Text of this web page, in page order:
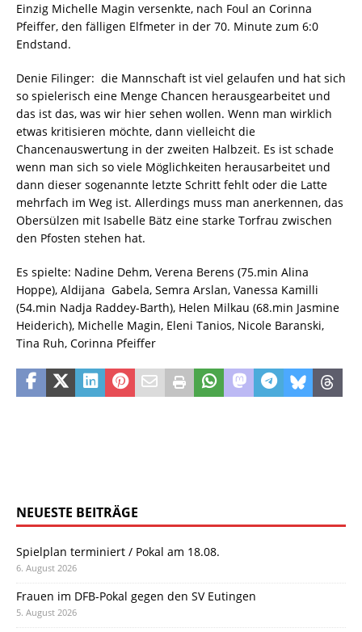
Einzig Michelle Magin versenkte, nach Foul an Corinna
Pfeiffer, den fälligen Elfmeter in der 70. Minute zum 6:0
Endstand.
Denie Filinger: die Mannschaft ist viel gelaufen und hat sich
so spielerisch eine Menge Chancen herausgearbeitet und
das ist das, was wir hier sehen wollen. Wenn man wirklich
etwas kritisieren möchte, dann vielleicht die
Chancenauswertung in der zweiten Halbzeit. Es ist schade
wenn man sich so viele Möglichkeiten herausarbeitet und
dann dieser sogenannte letzte Schritt fehlt oder die Latte
mehrfach im Weg ist. Allerdings muss man anerkennen, das
Obersülzen mit Isabelle Bätz eine starke Torfrau zwischen
den Pfosten stehen hat.
Es spielte: Nadine Dehm, Verena Berens (75.min Alina
Hoppe), Aldijana Gabela, Semra Arslan, Vanessa Kamilli
(54.min Nadja Raddey-Barth), Helen Milkau (68.min Jasmine
Heiderich), Michelle Magin, Eleni Tanios, Nicole Baranski,
Tina Ruh, Corinna Pfeiffer
NEUESTE BEITRÄGE
Spielplan terminiert / Pokal am 18.08.
6. August 2026
Frauen im DFB-Pokal gegen den SV Eutingen
5. August 2026